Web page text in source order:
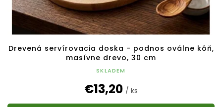
Drevená servírovacia doska - podnos oválne kôň,
masívne drevo, 30 cm
SKLADEM
€13,20 / ks